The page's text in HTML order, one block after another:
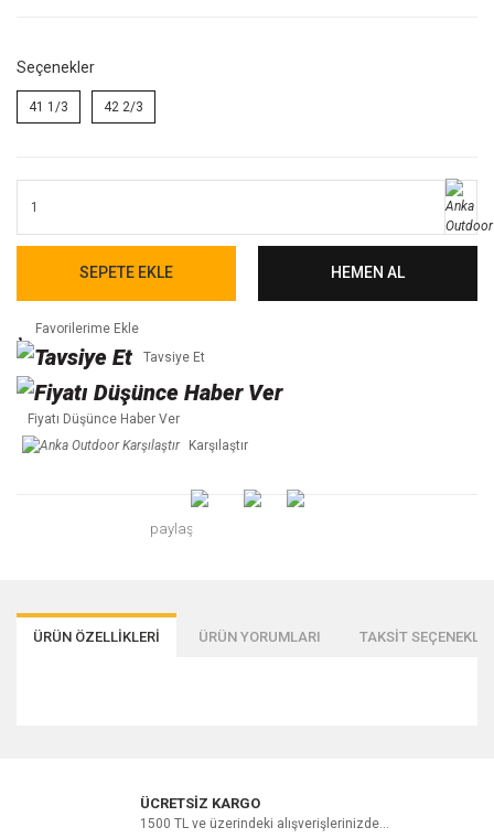
Seçenekler
41 1/3 42 2/3
SEPETE EKLE HEMEN AL
Tavsiye Et
Fiyatı Düşünce Haber Ver
Karşılaştır
paylaş
ÜRÜN ÖZELLİKLERİ ÜRÜN YORUMLARI TAKSİT
Bu ürüne ilk yorumu siz yapın!
ÜCRETSİZ KARGO
1500 TL ve üzerindeki alışverişlerinizde...